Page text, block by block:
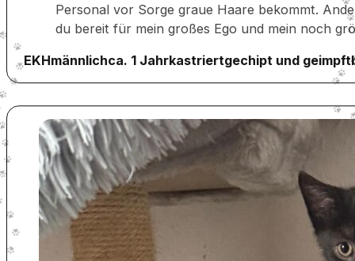
Personal vor Sorge graue Haare bekommt.
du bereit für mein großes Ego und mein noch
EKHmännlichca. 1 Jahrkastriertgechipt und geimpft